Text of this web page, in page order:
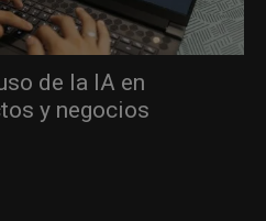
de la IA en
y negocios